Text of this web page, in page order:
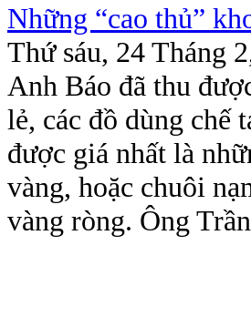
Những “cao thủ”
Thứ sáu, 24 Tháng
Anh Báo đã thu
lẻ, các đồ dùng chế
được giá nhất là
vàng, hoặc chuôi
vàng ròng. Ông